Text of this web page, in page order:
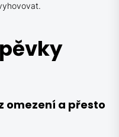
omezení a přesto